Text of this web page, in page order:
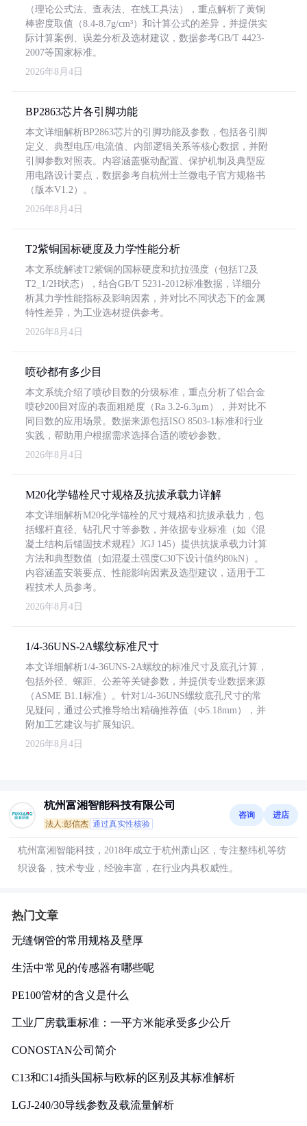
（理论公式法、查表法、在线工具法），重点解析了黄铜
棒密度取值（8.4-8.7g/cm³）和计算公式的差异，并提供实
际计算案例、误差分析及选材建议，数据参考GB/T 4423-
2007等国家标准。
2026年8月4日
BP2863芯片各引脚功能
本文详细解析BP2863芯片的引脚功能及参数，包括各引脚
定义、典型电压/电流值、内部逻辑关系等核心数据，并附
引脚参数对照表。内容涵盖驱动配置、保护机制及典型应
用电路设计要点，数据参考自杭州士兰微电子官方规格书
（版本V1.2）。
2026年8月4日
T2紫铜国标硬度及力学性能分析
本文系统解读T2紫铜的国标硬度和抗拉强度（包括T2及
T2_1/2H状态），结合GB/T 5231-2012标准数据，详细分
析其力学性能指标及影响因素，并对比不同状态下的金属
特性差异，为工业选材提供参考。
2026年8月4日
喷砂都有多少目
本文系统介绍了喷砂目数的分级标准，重点分析了铝合金
喷砂200目对应的表面粗糙度（Ra 3.2-6.3μm），并对比不
同目数的应用场景。数据来源包括ISO 8503-1标准和行业
实践，帮助用户根据需求选择合适的喷砂参数。
2026年8月4日
M20化学锚栓尺寸规格及抗拔承载力详解
本文详细解析M20化学锚栓的尺寸规格和抗拔承载力，包
括螺杆直径、钻孔尺寸等参数，并依据专业标准（如《混
凝土结构后锚固技术规程》JGJ 145）提供抗拔承载力计算
方法和典型数值（如混凝土强度C30下设计值约80kN）。
内容涵盖安装要点、性能影响因素及选型建议，适用于工
程技术人员参考。
2026年8月4日
1/4-36UNS-2A螺纹标准尺寸
本文详细解析1/4-36UNS-2A螺纹的标准尺寸及底孔计算，
包括外径、螺距、公差等关键参数，并提供专业数据来源
（ASME B1.1标准）。针对1/4-36UNS螺纹底孔尺寸的常
见疑问，通过公式推导给出精确推荐值（Φ5.18mm），并
附加工艺建议与扩展知识。
2026年8月4日
杭州富湘智能科技有限公司
法人:彭信杰 通过真实性核验
咨询 进店
杭州富湘智能科技，2018年成立于杭州萧山区，专注整纬机等纺
织设备，技术专业，经验丰富，在行业内具权威性。
热门文章
无缝钢管的常用规格及壁厚
生活中常见的传感器有哪些呢
PE100管材的含义是什么
工业厂房载重标准：一平方米能承受多少公斤
CONOSTAN公司简介
C13和C14插头国标与欧标的区别及其标准解析
LGJ-240/30导线参数及载流量解析